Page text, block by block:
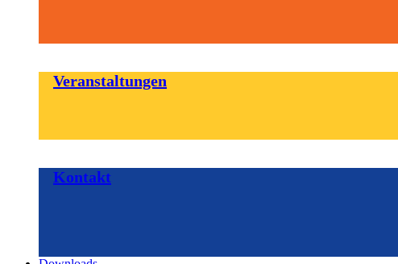
Veranstaltungen
Kontakt